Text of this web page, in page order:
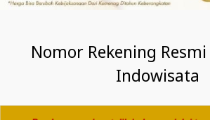
Nomor Rekening
Indowisata